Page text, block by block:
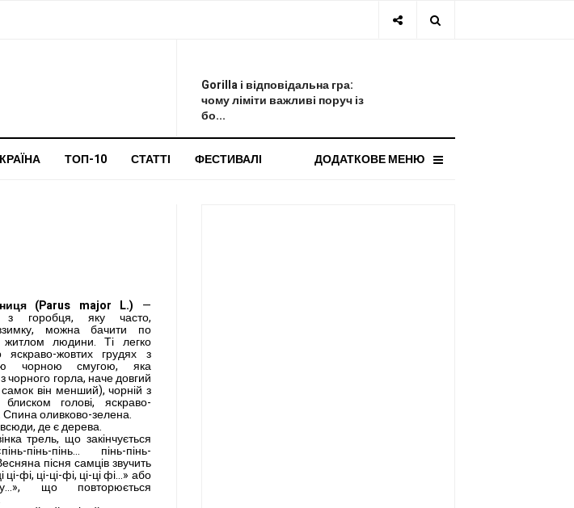
Gorilla і відповідальна гра:
чому ліміти важливі поруч із
бо...
ТОП-10 СТАТТІ ДОДАТКОВЕ МЕНЮ
ФЕСТИВАЛІ
(Parus major L.) —
з горобця, яку часто,
можна бачити по
жит­лом людини. Ті легко
яскраво-жовтих грудях з
чорною смугою, яка
чорного горла, наче довгий
самок він менший), чорній з
блиском голові, яскраво-
Спина оливково-зелена.
де є дерева.
трель, що закінчуєть­ся
пінь-пінь... пінь-пінь-
пісня самців звучить
ці-фі, ці-ці-фі, ці-ці фі...» або
фу...», що повторюється